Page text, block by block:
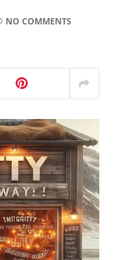
NO COMMENTS